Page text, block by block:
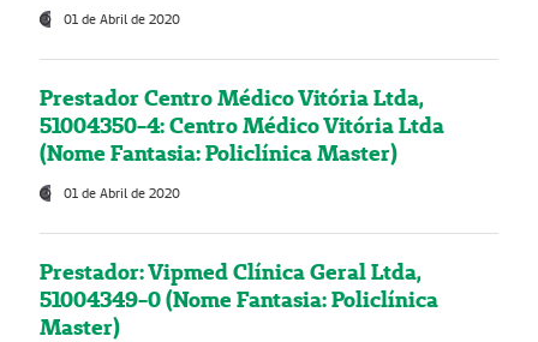
01 de Abril de 2020
Prestador Centro Médico Vitória Ltda,
51004350-4: Centro Médico Vitória Ltda
(Nome Fantasia: Policlínica Master)
01 de Abril de 2020
Prestador: Vipmed Clínica Geral Ltda,
51004349-0 (Nome Fantasia: Policlínica
Master)